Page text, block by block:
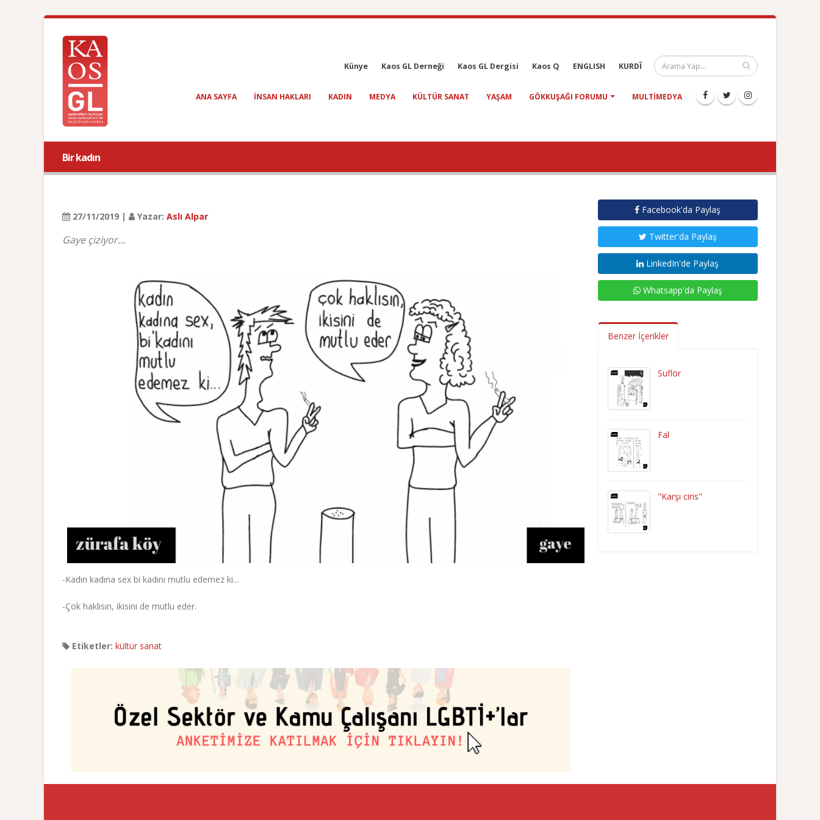
Künye Kaos GL Derneği Kaos GL Dergisi Kaos Q ENGLISH KURDÎ
ANA SAYFA INSAN HAKLARI KADIN MEDYA KÜLTÜR SANAT YAŞAM GÖKKUŞAĞI FORUMU MULTIMEDYA
Bir kadın
27/11/2019 | Yazar: Aslı Alpar
Gaye çiziyor...
-Kadın kadına sex bi kadını mutlu edemez ki...
-Çok haklısın, ikisini de mutlu eder.
Etiketler: kültür sanat
Facebook'da Paylaş
Twitter'da Paylaş
LinkedIn'de Paylaş
Whatsapp'da Paylaş
Benzer İçerikler
Suflör
Fal
"Karşı cins"